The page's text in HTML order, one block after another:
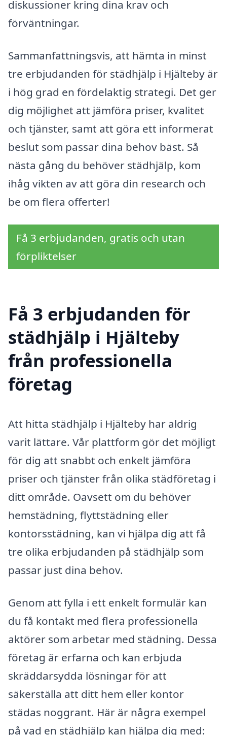
diskussioner kring dina krav och
förväntningar.
Sammanfattningsvis, att hämta in minst
tre erbjudanden för städhjälp i Hjälteby är
i hög grad en fördelaktig strategi. Det ger
dig möjlighet att jämföra priser, kvalitet
och tjänster, samt att göra ett informerat
beslut som passar dina behov bäst. Så
nästa gång du behöver städhjälp, kom
ihåg vikten av att göra din research och
be om flera offerter!
Få 3 erbjudanden, gratis och utan
förpliktelser
Få 3 erbjudanden för
städhjälp i Hjälteby
från professionella
företag
Att hitta städhjälp i Hjälteby har aldrig
varit lättare. Vår plattform gör det möjligt
för dig att snabbt och enkelt jämföra
priser och tjänster från olika städföretag i
ditt område. Oavsett om du behöver
hemstädning, flyttstädning eller
kontorsstädning, kan vi hjälpa dig att få
tre olika erbjudanden på städhjälp som
passar just dina behov.
Genom att fylla i ett enkelt formulär kan
du få kontakt med flera professionella
aktörer som arbetar med städning. Dessa
företag är erfarna och kan erbjuda
skräddarsydda lösningar för att
säkerställa att ditt hem eller kontor
städas noggrant. Här är några exempel
på vad en städhjälp kan hjälpa dig med: